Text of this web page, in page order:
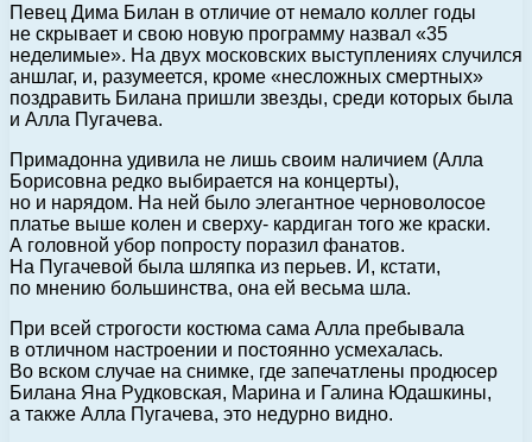
Певец Дима Билан в отличие от немало коллег годы
не скрывает и свою новую программу назвал «35
неделимые». На двух московских выступлениях случился
аншлаг, и, разумеется, кроме «несложных смертных»
поздравить Билана пришли звезды, среди которых была
и Алла Пугачева.
Примадонна удивила не лишь своим наличием (Алла
Борисовна редко выбирается на концерты),
но и нарядом. На ней было элегантное черноволосое
платье выше колен и сверху- кардиган того же краски.
А головной убор попросту поразил фанатов.
На Пугачевой была шляпка из перьев. И, кстати,
по мнению большинства, она ей весьма шла.
При всей строгости костюма сама Алла пребывала
в отличном настроении и постоянно усмехалась.
Во вском случае на снимке, где запечатлены продюсер
Билана Яна Рудковская, Марина и Галина Юдашкины,
а также Алла Пугачева, это недурно видно.